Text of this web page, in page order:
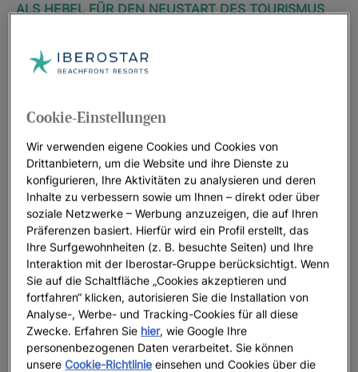
ALS HEBEL FÜR DEN NEUSTART DES TOURISMUS
NEUER SERVICE BEI IBEROSTAR: BEREITSTELLUNG
VON COVID-19-TESTS FÜR KUNDEN
IBEROSTAR PRÄSENTIERT “TRAVEL AT EASE” ALS
PARTNER
11/02/2020
IBEROSTAR KONKRETISIERT SEINE AGENDA 2030:
CO2-NEUTRALITÄT UNTER EINBEZIEHUNG VON
NATUR UND UMWELT IN DEN DESTINATIONEN
09/25/2020
ZUM WELTTAG DES TOURISMUS WÜRDIGT
IBEROSTAR DIE MENSCHEN, DIE AM AUFBAU EINER
NACHHALTIGEN UND KRISENFESTEN BRANCHE
ARBEITEN
09/18/2020
Cookie-Einstellungen
Wir verwenden eigene Cookies und Cookies von
Drittanbietern, um die Website und ihre Dienste zu
konfigurieren, Ihre Aktivitäten zu analysieren und deren
Inhalte zu verbessern sowie um Ihnen – direkt oder über
soziale Netzwerke – Werbung anzuzeigen, die auf Ihren
Präferenzen basiert. Hierfür wird ein Profil erstellt, das
Ihre Surfgewohnheiten (z. B. besuchte Seiten) und Ihre
Interaktion mit der Iberostar-Gruppe berücksichtigt. Wenn
Sie auf die Schaltfläche „Cookies akzeptieren und
fortfahren“ klicken, autorisieren Sie die Installation von
Analyse-, Werbe- und Tracking-Cookies für all diese
Zwecke. Erfahren Sie hier, wie Google Ihre
personenbezogenen Daten verarbeitet. Sie können
unsereCookie-Richtlinie einsehen und Cookies über die